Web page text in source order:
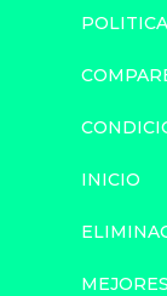
INICIO